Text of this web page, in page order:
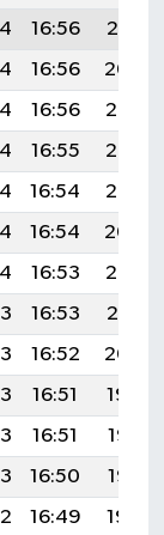
16:56
20:10
16:56
20:09
16:56
20:08
16:55
20:07
16:54
20:05
16:54
20:04
16:53
20:03
16:53
20:01
16:52
20:00
16:51
19:59
16:51
19:57
16:50
19:56
16:49
19:54